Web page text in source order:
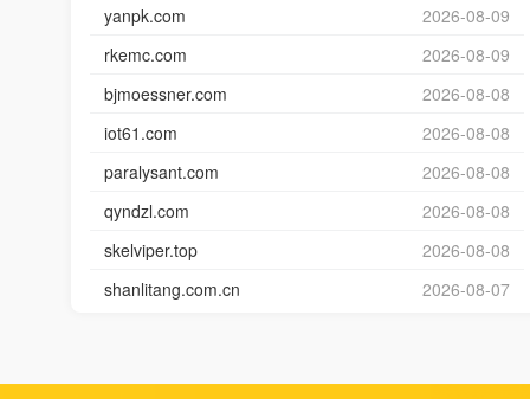
yanpk.com
2026-08-09
rkemc.com
2026-08-09
bjmoessner.com
2026-08-08
iot61.com
2026-08-08
paralysant.com
2026-08-08
qyndzl.com
2026-08-08
skelviper.top
2026-08-08
shanlitang.com.cn
2026-08-07